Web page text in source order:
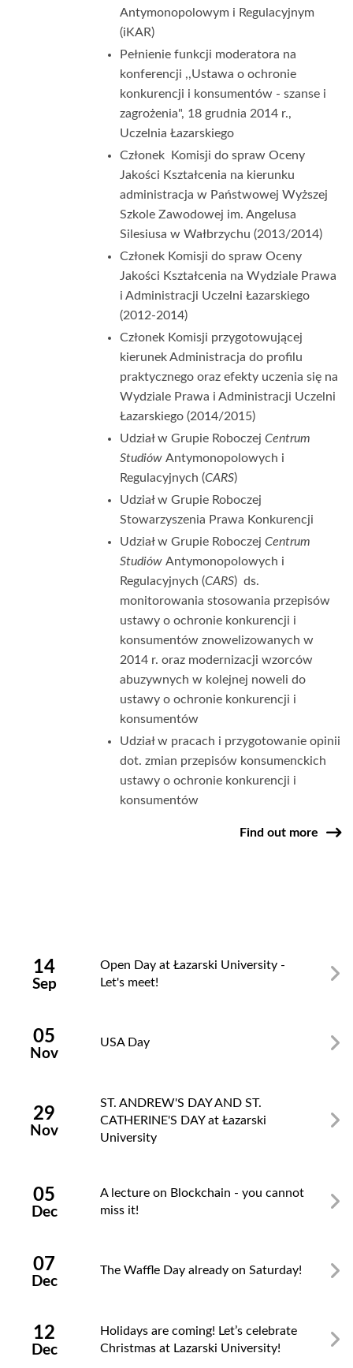
Antymonopolowym i Regulacyjnym
(iKAR)
Pełnienie funkcji moderatora na
konferencji ,,Ustawa o ochronie
konkurencji i konsumentów - szanse i
zagrożenia", 18 grudnia 2014 r.,
Uczelnia Łazarskiego
Członek Komisji do spraw Oceny
Jakości Kształcenia na kierunku
administracja w Państwowej Wyższej
Szkole Zawodowej im. Angelusa
Silesiusa w Wałbrzychu (2013/2014)
Członek Komisji do spraw Oceny
Jakości Kształcenia na Wydziale Prawa
i Administracji Uczelni Łazarskiego
(2012-2014)
Członek Komisji przygotowującej
kierunek Administracja do profilu
praktycznego oraz efekty uczenia się na
Wydziale Prawa i Administracji Uczelni
Łazarskiego (2014/2015)
Udział w Grupie Roboczej Centrum
Studiów Antymonopolowych i
Regulacyjnych (CARS)
Udział w Grupie Roboczej
Stowarzyszenia Prawa Konkurencji
Udział w Grupie Roboczej Centrum
Studiów Antymonopolowych i
Regulacyjnych (CARS) ds.
monitorowania stosowania przepisów
ustawy o ochronie konkurencji i
konsumentów znowelizowanych w
2014 r. oraz modernizacji wzorców
abuzywnych w kolejnej noweli do
ustawy o ochronie konkurencji i
konsumentów
Udział w pracach i przygotowanie opinii
dot. zmian przepisów konsumenckich
ustawy o ochronie konkurencji i
konsumentów
Find out more
14
Sep
Open Day at Łazarski University -
Let's meet!
05
Nov
USA Day
29
Nov
ST. ANDREW'S DAY AND ST.
CATHERINE'S DAY at Łazarski
University
05
Dec
A lecture on Blockchain - you cannot
miss it!
07
Dec
The Waffle Day already on Saturday!
12
Dec
Holidays are coming! Let’s celebrate
Christmas at Lazarski University!